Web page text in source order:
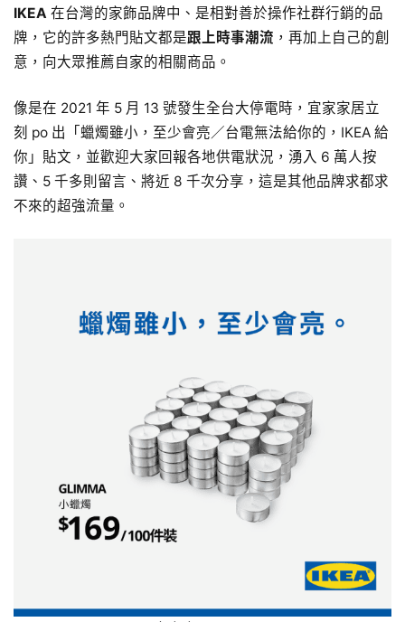
IKEA 在台灣的家飾品牌中、是相對善於操作社群行銷的品
牌，它的許多熱門貼文都是跟上時事潮流 ，再加上自己的創
意，向大眾推薦自家的相關商品。
像是在 2021 年 5 月 13 號發生全台大停電時，宜家家居立
刻 po 出「蠟燭雖小，至少會亮／台電無法給你的，IKEA 給
你」貼文，並歡迎大家回報各地供電狀況，湧入 6 萬人按
讚、5 千多則留言、將近 8 千次分享，這是其他品牌求都求
不來的超強流量。